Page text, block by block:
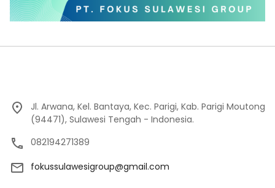
Jl. Arwana, Kel. Bantaya, Kec. Parigi, Kab. Parigi Moutong
(94471), Sulawesi Tengah - Indonesia.
082194271389
fokussulawesigroup@gmail.com